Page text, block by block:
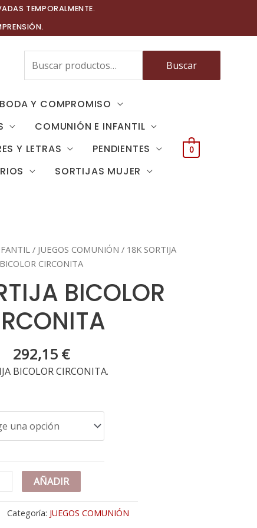
TEMPORALMENTE.
Buscar
por:
Buscar
BODA Y COMPROMISO
COMUNIÓN E INFANTIL
Y LETRAS
PENDIENTES
SORTIJAS MUJER
0
/ JUEGOS COMUNIÓN / 18K SORTIJA
BICOLOR CIRCONITA
BICOLOR
292,15 €
BICOLOR CIRCONITA.
AÑADIR
Categoría: JUEGOS COMUNIÓN